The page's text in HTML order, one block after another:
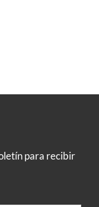
para recibir